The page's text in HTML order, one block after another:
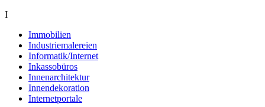
I
Immobilien
Industriemalereien
Informatik/Internet
Inkassobüros
Innenarchitektur
Innendekoration
Internetportale